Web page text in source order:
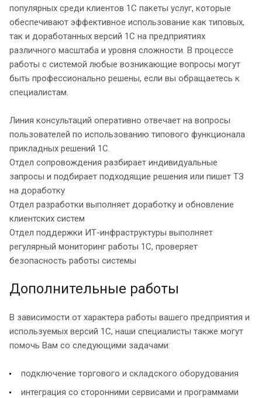
популярных среди клиентов 1С пакеты услуг, которые
обеспечивают эффективное использование как типовых,
так и доработанных версий 1С на предприятиях
различного масштаба и уровня сложности. В процессе
работы с системой любые возникающие вопросы могут
быть профессионально решены, если вы обращаетесь к
специалистам.
Линия консультаций оперативно отвечает на вопросы
пользователей по использованию типового функционала
прикладных решений 1С.
Отдел сопровождения разбирает индивидуальные
запросы и подбирает подходящие решения или пишет ТЗ
на доработку
Отдел разработки выполняет доработку и обновление
клиентских систем
Отдел поддержки ИТ-инфраструктуры выполняет
регулярный мониторинг работы 1С, проверяет
безопасность работы системы
Дополнительные работы
В зависимости от характера работы вашего предприятия и
используемых версий 1С, наши специалисты также могут
помочь Вам со следующими задачами:
подключение торгового и складского оборудования
интеграция со сторонними сервисами и программами